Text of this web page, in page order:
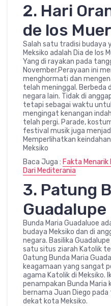
2. Hari
de los
Salah satu tradisi budaya
Meksiko adalah Dia de los
Yang di rayakan pada
November.Perayaan ini
menghormati dan
telah meninggal. Berbeda
negara lain. Tidak di
tetapi sebagai waktu
mengingat kenangan
telah pergi. Parade,
festival musik juga
Memperlihatkan
Meksiko
Baca Juga : Fakta Menarik
Dari Mediterania
3. Patung
Guadalupe
Bunda Maria Guadaluoe
budaya Meksiko dan di
negara. Basilika
satu situs ziarah Katolik
Oatung Bunda Maria
keagamaan yang sangat
agama Katolik di Meksiko.
penampakan Bunda Maria
bernama Juan Diego
dekat kota Meksiko.